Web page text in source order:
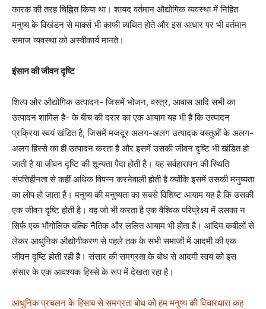
कारक की तरह चिह्नित किया था। शायद वर्तमान औद्योगिक व्यवस्था में निहित
मनुष्य के विखंडन से मार्क्स भी काफी व्यथित होते और इस आधार पर भी वर्तमान
समाज व्यवस्था को अस्वीकार्य मानते।
इंसान की जीवन दृष्टि
शिल्प और औद्योगिक उत्पादन- जिसमें भोजन, वस्त्र, आवास आदि सभी का
उत्पादन शामिल है- के बीच की दरार का एक आयाम यह भी है कि उत्पादन
प्रक्रिया स्वयं खंडित है, जिसमें मजदूर अलग-अलग उत्पादक वस्तुओं के अलग-
अलग हिस्से का ही उत्पादन करता है और इसमें उसकी जीवन दृष्टि भी खंडित हो
जाती है या जीवन दृष्टि की शून्यता पैदा होती है। यह सर्वहारापन की स्थिति
संपत्तिहीनता से कहीं अधिक विपन्न करनेवाली होती है क्योंकि इसमें उसकी मनुष्यता
का लोप हो जाता है। मनुष्य की मनुष्यता का सबसे विशिष्ट आयाम यह है कि उसकी
एक जीवन दृष्टि होती है। वह जो भी करता है एक वैश्विक परिप्रेक्ष्य में उसका न
सिर्फ एक भौगोलिक बल्कि नैतिक और ललित आयाम भी होता है। आदिम कबीलों से
लेकर आधुनिक औद्योगीकरण से पहले तक के सभी समाजों में आदमी की एक
जीवन दृष्टि होती रही है। संसार की समग्रता के बोध से आदमी स्वयं को इस
संसार के एक आवश्यक हिस्से के रूप में देखता रहा है।
आधुनिक प्रचलन के हिसाब से समग्रता बोध को हम मनुष्य की विचारधारा कह